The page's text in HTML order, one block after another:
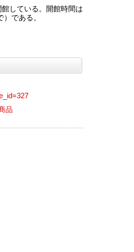
している。開館時間は
である。
品